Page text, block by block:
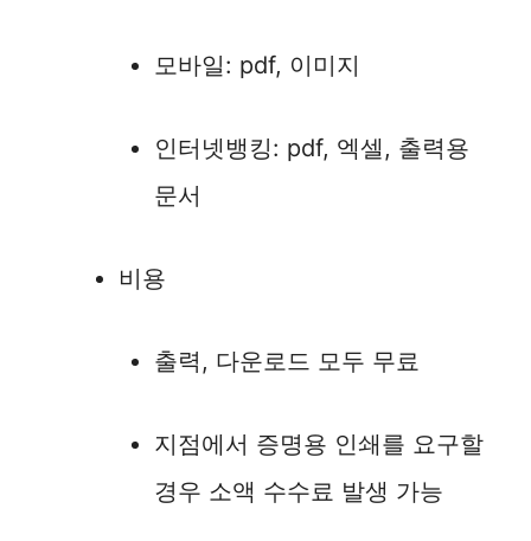
모바일: pdf, 이미지
인터넷뱅킹: pdf, 엑셀, 출력용
문서
비용
출력, 다운로드 모두 무료
지점에서 증명용 인쇄를 요구할
경우 소액 수수료 발생 가능